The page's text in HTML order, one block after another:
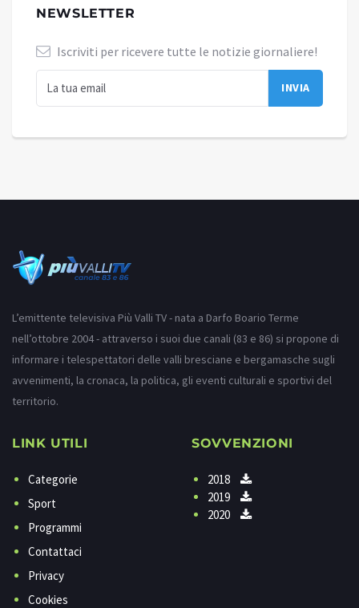
NEWSLETTER
Iscriviti per ricevere tutte le notizie giornaliere!
L’emittente televisiva Più Valli TV - nata a Darfo Boario Terme
nell’ottobre 2004 - attraverso i suoi due canali (83 e 86) si propone di
informare i telespettatori delle valli bresciane e bergamasche sugli
avvenimenti, la cronaca, la politica, gli eventi culturali e sportivi del
territorio.
LINK UTILI
Categorie
Sport
Programmi
Contattaci
Privacy
Cookies
SOVVENZIONI
2018
2019
2020